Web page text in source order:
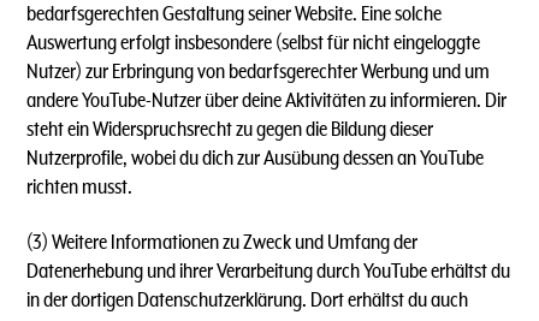
bedarfsgerechten Gestaltung seiner Website. Eine solche
Auswertung erfolgt insbesondere (selbst für nicht eingeloggte
Nutzer) zur Erbringung von bedarfsgerechter Werbung und um
andere YouTube-Nutzer über deine Aktivitäten zu informieren. Dir
steht ein Widerspruchsrecht zu gegen die Bildung dieser
Nutzerprofile, wobei du dich zur Ausübung dessen an YouTube
richten musst.
(3) Weitere Informationen zu Zweck und Umfang der
Datenerhebung und ihrer Verarbeitung durch YouTube erhältst du
in der dortigen Datenschutzerklärung. Dort erhältst du auch